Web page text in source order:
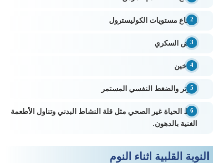
ارتفاع مستويات الكوليسترول
مرض السكري
التدخين
التوتر والضغط النفسي المستمر
نمط الحياة غير الصحي مثل قلة النشاط البدني وتناول الأطعمة
الغنية بالدهون.
النوبة القلبية اثناء النوم